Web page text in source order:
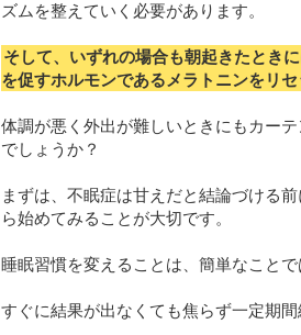
ズムを整えていく必要があります。
そして、いずれの場合も朝起きたとき
を促すホルモンであるメラトニンをリセ
体調が悪く外出が難しいときにもカー
でしょうか？
まずは、不眠症は甘えだと結論づける
ら始めてみることが大切です。
睡眠習慣を変えることは、簡単なことで
すぐに結果が出なくても焦らず一定期間